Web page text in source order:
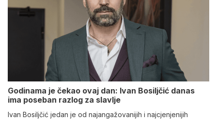
Godinama je čekao ovaj dan: Ivan Bosiljčić danas
ima poseban razlog za slavlje
Ivan Bosiljčić jedan je od najangažovanijih i najcjenjenijih